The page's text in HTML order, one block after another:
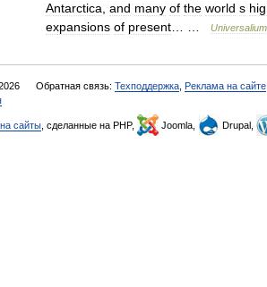
Antarctica and many of the world s
expansions of present Universalium
Обратная связь: Техподдержка Реклама на сайте
сайты , сделанные на PHP, Joomla, Drupal,